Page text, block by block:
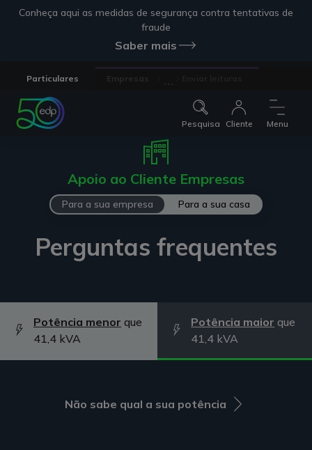
Conheça aqui as medidas de segurança contra tentativas de
fraude
Saber mais
Particulares
Pesquisa Cliente Menu
Apoio ao Cliente Empresas
Para a sua empresa Para a sua casa
Perguntas frequentes
Potência menor que
41,4 kVA
Potência maior que
41,4 kVA
Não sabe qual a sua potência